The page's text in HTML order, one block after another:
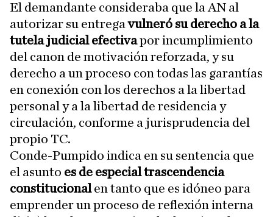
El demandante consideraba que la AN al
autorizar su entrega vulneró su derecho a la
tutela judicial efectivapor incumplimiento
del canon de motivación reforzada, y su
derecho a un proceso con todas las garantías
en conexión con los derechos a la libertad
personal y a la libertad de residencia y
circulación, conforme a jurisprudencia del
propio TC.
Conde-Pumpido indica en su sentencia que
el asunto es de especial trascendencia
constitucionalen tanto que es idóneo para
emprender un proceso de reflexión interna